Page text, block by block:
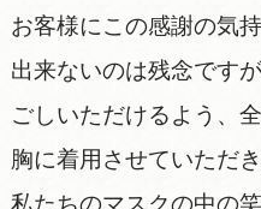
お客様にこの感謝の気
出来ないのは残念です
ごしいただけるよう、
胸に着用させていただ
私たちのマスクの中の